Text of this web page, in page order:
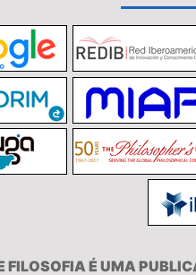
FILOSOFIA É UMA